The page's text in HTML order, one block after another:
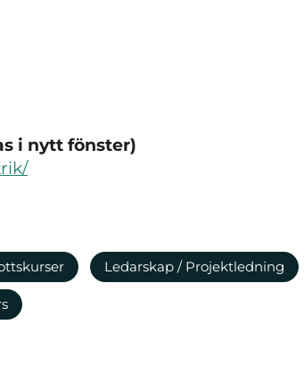
i nytt fönster)
Ledarskap / Projektledning